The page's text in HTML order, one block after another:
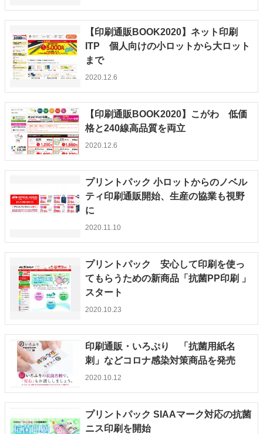
【印刷通販BOOK2020】ネット印刷
ITP 個人向けの小ロットから大ロット
まで
2020.12.6
【印刷通販BOOK2020】こがわ 低価
格と240線高品質を両立
2020.12.6
プリントパック 小ロットからのノベル
ティ印刷通販開始、生産の協業も視野
に
2020.11.10
プリントパック 安心して印刷を使っ
てもらうための新商品「抗菌PP印刷 」
スタート
2020.10.23
印刷通販・いろぷり 「抗菌用紙名
刺」などコロナ感染対策商品を発売
2020.10.12
プリントパック SIAAマーク対応の抗菌
ニス印刷を開始